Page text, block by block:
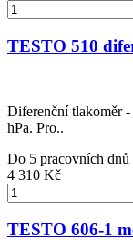
TESTO 510
Diferenční tlakoměr
hPa. Pro..
Do 5 pracovních dnů
4 310 Kč
TESTO 606-1